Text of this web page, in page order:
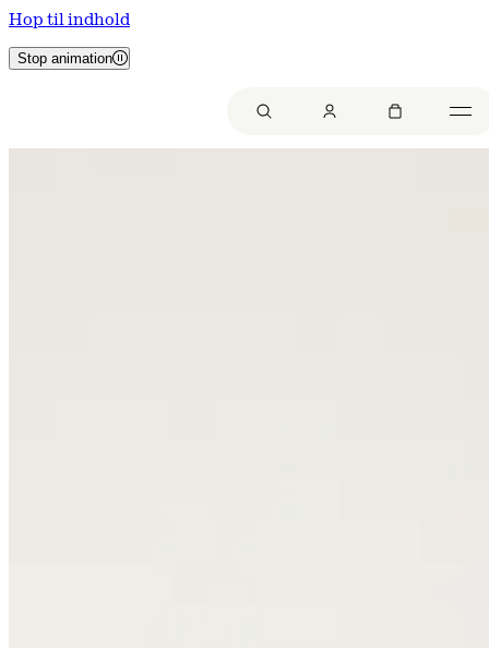
Hop til indhold
Stop animation